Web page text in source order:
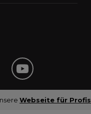
Webseite für Profis